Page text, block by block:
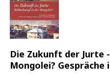
Die Zukunft der Jurte
Mongolei? Gespräche